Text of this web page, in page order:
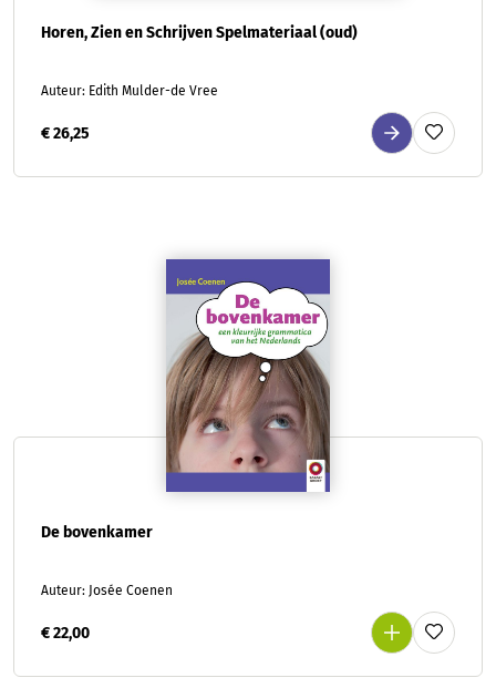
Horen, Zien en Schrijven Spelmateriaal (oud)
Auteur: Edith Mulder-de Vree
€ 26,25
De bovenkamer
Auteur: Josée Coenen
€ 22,00